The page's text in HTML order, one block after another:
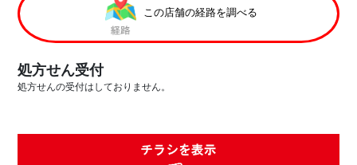
この店舗の経路を調べる
処方せん受付
処方せんの受付はしておりません。